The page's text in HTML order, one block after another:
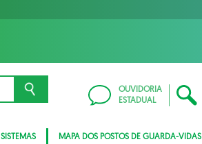
OUVIDORIA
ESTADUAL
SISTEMAS MAPA DOS POSTOS DE GUARDA-VIDAS